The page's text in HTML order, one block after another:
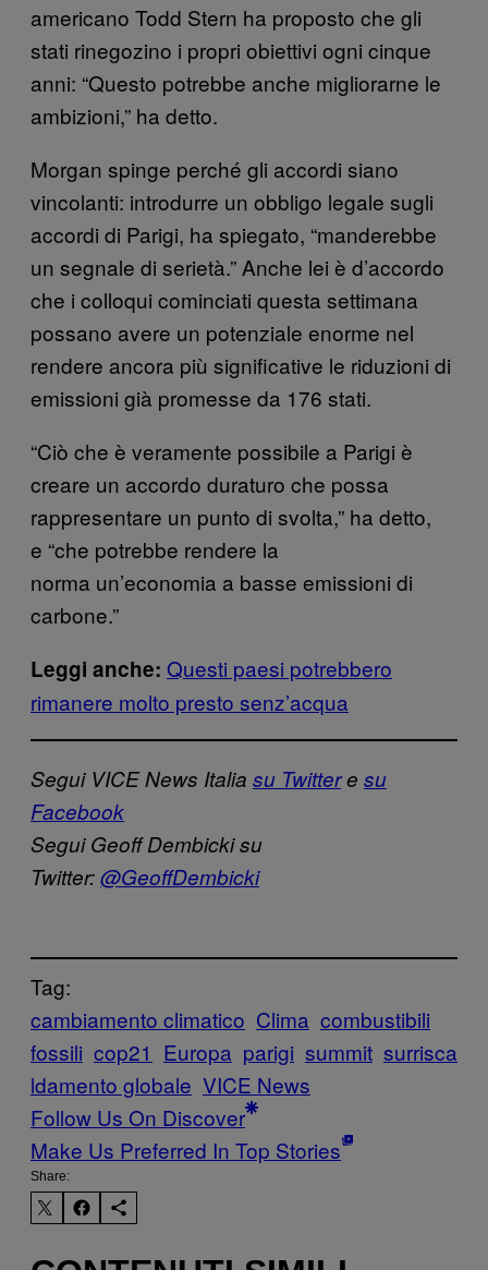
americano Todd Stern ha proposto che gli
stati rinegozino i propri obiettivi ogni cinque
anni: “Questo potrebbe anche migliorarne le
ambizioni,” ha detto.
Morgan spinge perché gli accordi siano
vincolanti: introdurre un obbligo legale sugli
accordi di Parigi, ha spiegato, “manderebbe
un segnale di serietà.” Anche lei è d’accordo
che i colloqui cominciati questa settimana
possano avere un potenziale enorme nel
rendere ancora più significative le riduzioni di
emissioni già promesse da 176 stati.
“Ciò che è veramente possibile a Parigi è
creare un accordo duraturo che possa
rappresentare un punto di svolta,” ha detto,
e “che potrebbe rendere la
norma un’economia a basse emissioni di
carbone.”
Leggi anche: Questi paesi potrebbero
rimanere molto presto senz’acqua
Segui VICE News Italia su Twittere su
Facebook
Segui Geoff Dembicki su
Twitter:@GeoffDembicki
Tag:
cambiamento climatico Clima combustibili
fossili cop21 Europa parigi summit surrisca
ldamento globale VICE News
Follow Us On Discover
Make Us Preferred In Top Stories
Share: